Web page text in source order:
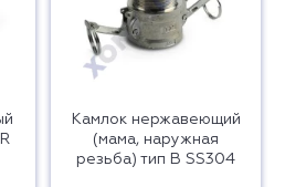
Камлок нержавеющий
(мама, наружная
резьба) тип B SS304